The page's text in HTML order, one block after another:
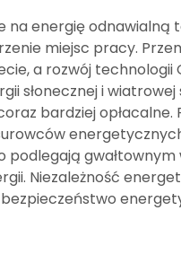
energię odnawialną
miejsc pracy.
a rozwój technologii
słonecznej i
bardziej opłacalne.
gwałtownym
Niezależność